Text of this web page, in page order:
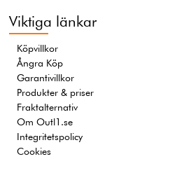
Viktiga länkar
Köpvillkor
Ångra Köp
Garantivillkor
Produkter & priser
Fraktalternativ
Om Outl1.se
Integritetspolicy
Cookies